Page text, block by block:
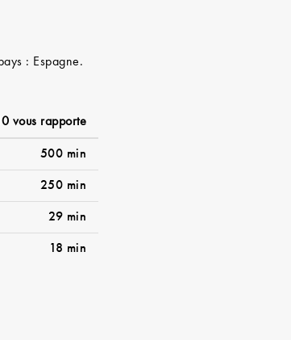
: Espagne.
vous rapporte
500 min
250 min
29 min
18 min